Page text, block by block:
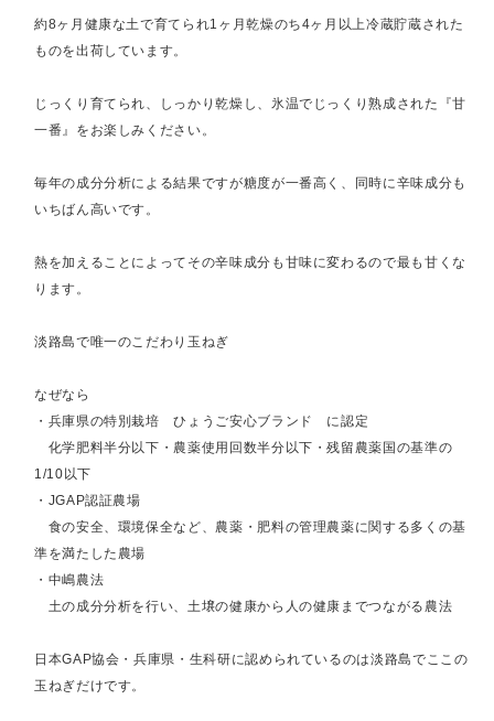
約8ヶ月健康な土で育てられ1ヶ月乾燥のち4ヶ月以上冷蔵貯蔵された
ものを出荷しています。
じっくり育てられ、しっかり乾燥し、氷温でじっくり熟成された『甘
一番』をお楽しみください。
毎年の成分分析による結果ですが糖度が一番高く、同時に辛味成分も
いちばん高いです。
熱を加えることによってその辛味成分も甘味に変わるので最も甘くな
ります。
淡路島で唯一のこだわり玉ねぎ
なぜなら
・兵庫県の特別栽培 ひょうご安心ブランド に認定
化学肥料半分以下・農薬使用回数半分以下・残留農薬国の基準の
1/10以下
・JGAP認証農場
食の安全、環境保全など、農薬・肥料の管理農薬に関する多くの基
準を満たした農場
・中嶋農法
土の成分分析を行い、土壌の健康から人の健康までつながる農法
日本GAP協会・兵庫県・生科研に認められているのは淡路島でここの
玉ねぎだけです。